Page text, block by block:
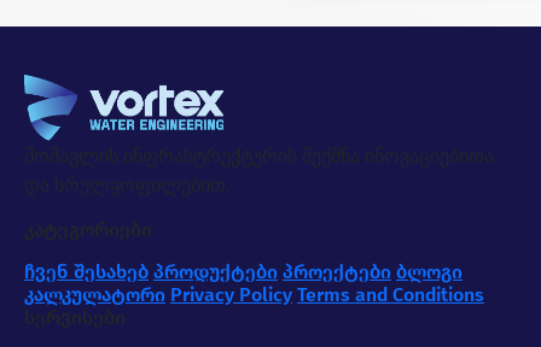
მომავლის ინფრასტრუქტურის შექმნა ინოვაციებითა
და სრულყოფილებით.
კატეგორიები
ჩვენ შესახებ პროდუქტები პროექტები ბლოგი
კალკულატორი Privacy Policy Terms and Conditions
სერვისები